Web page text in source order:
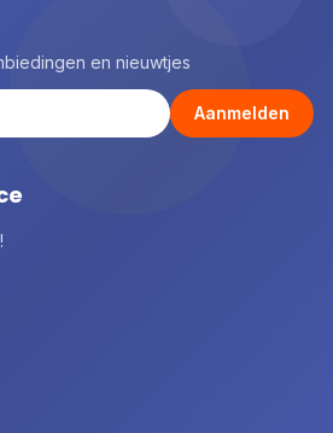
en nieuwtjes
Aanmelden